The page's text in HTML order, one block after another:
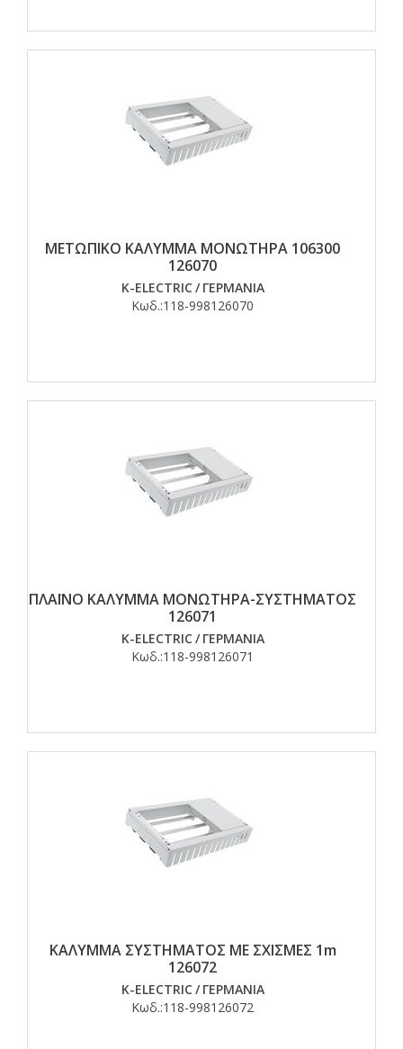
ΜΕΤΩΠΙΚΟ ΚΑΛΥΜΜΑ ΜΟΝΩΤΗΡΑ 106300
126070
K-ELECTRIC/ ΓΕΡΜΑΝΙΑ
Κωδ.:118-998126070
ΠΛΑΪΝΟ ΚΑΛΥΜΜΑ ΜΟΝΩΤΗΡΑ-ΣΥΣΤΗΜΑΤΟΣ
126071
K-ELECTRIC/ ΓΕΡΜΑΝΙΑ
Κωδ.:118-998126071
ΚΑΛΥΜΜΑ ΣΥΣΤΗΜΑΤΟΣ ΜΕ ΣΧΙΣΜΕΣ 1m
126072
K-ELECTRIC/ ΓΕΡΜΑΝΙΑ
Κωδ.:118-998126072